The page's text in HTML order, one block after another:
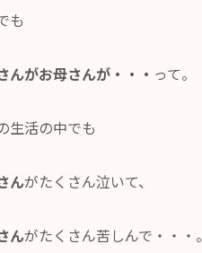
も
んがお母さんが・・・ って。
生活の中でも
んがたくさん泣いて、
んがたくさん苦しんで・・・。